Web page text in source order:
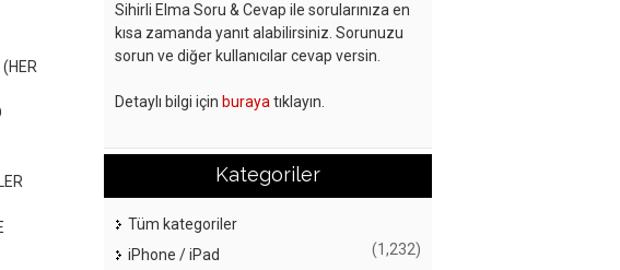
Sihirli Elma Soru & Cevap ile sorularınıza en
kısa zamanda yanıt alabilirsiniz. Sorunuzu
sorun ve diğer kullanıcılar cevap versin.
Detaylı bilgi için buraya tıklayın.
Kategoriler
Tüm kategoriler
iPhone / iPad
(1,232)